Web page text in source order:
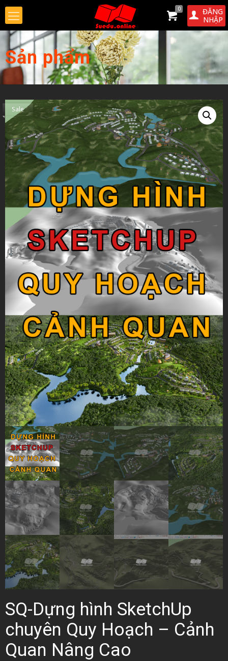
0
ĐĂNG
NHẬP
Sản phẩm
Sale
SQ-Dựng hình SketchUp
chuyên Quy Hoạch – Cảnh
Quan Nâng Cao